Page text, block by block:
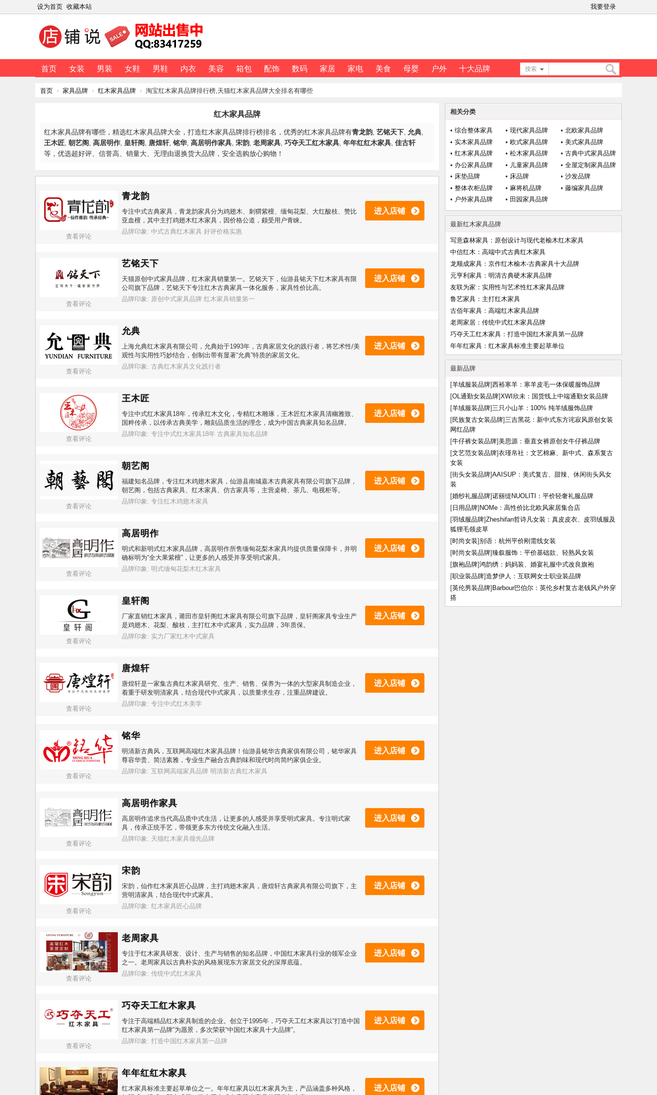
设为首页 收藏本站 我要登录
首页 女装 男装 女鞋 男鞋 内衣 美容 箱包 配饰 数码 家居 家电 美食 母婴 户外 十大品牌 搜索
搜
首页 › 家具品牌 › 红木家具品牌 › 淘宝红木家具品牌排行榜,天猫红木家具品牌大全排名有哪些
红木家具品牌
红木家具品牌有哪些，精选红木家具品牌大全，打造红木家具品牌排行榜排名，优秀的红木家具品牌有青龙韵 艺铭天下 允典
王木匠 朝艺阁 高居明作 皇轩阁 唐煌轩, 铭华, 高居明作家具 宋韵 老周家具 巧夺天工红木家具 年年红红木家具 佳古轩
等，优选超好评、信誉高、销量大、无理由退换货大品牌，安全选购放心购物！
查看评论
青龙韵
专注中式古典家具，青龙韵家具分为鸡翅木、刺猬紫檀、缅甸花梨、大红酸枝、赞比
亚血檀，其中主打鸡翅木红木家具，因价格公道，颇受用户青睐。
品牌印象: 中式古典红木家具 好评价格实惠
进入店铺
查看评论
艺铭天下
天猫原创中式家具品牌，红木家具销量第一。艺铭天下，仙游县铭天下红木家具有限
公司旗下品牌，艺铭天下专注红木古典家具一体化服务，家具性价比高。
品牌印象: 原创中式家具品牌 红木家具销量第一
进入店铺
查看评论
允典
上海允典红木家具有限公司，允典始于1993年，古典家居文化的践行者，将艺术性/美
观性与实用性巧妙结合，创制出带有显著“允典”特质的家居文化。
品牌印象: 古典红木家具文化践行者
进入店铺
查看评论
王木匠
专注中式红木家具18年，传承红木文化，专精红木雕琢，王木匠红木家具清幽雅致、
国粹传承，以传承古典美学，雕刻品质生活的理念，成为中国古典家具知名品牌。
品牌印象: 专注中式红木家具18年 古典家具知名品牌
进入店铺
查看评论
朝艺阁
福建知名品牌，专注红木鸡翅木家具，仙游县南城嘉木古典家具有限公司旗下品牌，
朝艺阁，包括古典家具、红木家具、仿古家具等，主营桌椅、茶几、电视柜等。
品牌印象: 专注红木鸡翅木家具
进入店铺
查看评论
高居明作
明式和新明式红木家具品牌，高居明作所售缅甸花梨木家具均提供质量保障卡，并明
确标明为“全大果紫檀”，让更多的人感受并享受明式家具。
品牌印象: 明式缅甸花梨木红木家具
进入店铺
查看评论
皇轩阁
厂家直销红木家具，莆田市皇轩阁红木家具有限公司旗下品牌，皇轩阁家具专业生产
是鸡翅木、花梨、酸枝，主打红木中式家具，实力品牌，3年质保。
品牌印象: 实力厂家红木中式家具
进入店铺
查看评论
唐煌轩
唐煌轩是一家集古典红木家具研究、生产、销售、保养为一体的大型家具制造企业，
着重于研发明清家具，结合现代中式家具，以质量求生存，注重品牌建设。
品牌印象: 专注中式红木美学
进入店铺
查看评论
铭华
明清新古典风，互联网高端红木家具品牌！仙游县铭华古典家俱有限公司，铭华家具
尊容华贵、简洁素雅，专业生产融合古典韵味和现代时尚简约家俱企业。
品牌印象: 互联网高端家具品牌 明清新古典红木家具
进入店铺
查看评论
高居明作家具
高居明作追求当代高品质中式生活，让更多的人感受并享受明式家具。专注明式家
具，传承正统手艺，带领更多东方传统文化融入生活。
品牌印象: 天猫红木家具领先品牌
进入店铺
查看评论
宋韵
宋韵，仙作红木家具匠心品牌，主打鸡翅木家具，唐煌轩古典家具有限公司旗下，主
营明清家具，结合现代中式家具。
品牌印象: 红木家具匠心品牌
进入店铺
查看评论
老周家具
专注于红木家具研发、设计、生产与销售的知名品牌，中国红木家具行业的领军企业
之一。老周家具以古典朴实的风格展现东方家居文化的深厚底蕴。
品牌印象: 传统中式红木家具
进入店铺
查看评论
巧夺天工红木家具
专注于高端精品红木家具制造的企业。创立于1995年，巧夺天工红木家具以“打造中国
红木家具第一品牌”为愿景，多次荣获“中国红木家具十大品牌”。
品牌印象: 打造中国红木家具第一品牌
进入店铺
年年红红木家具
红木家具标准主要起草单位之一。年年红家具以红木家具为主，产品涵盖多种风格，
进入店铺
相关分类
• 综合整体家具 •现代家具品牌 •北欧家具品牌
• 实木家具品牌 •欧式家具品牌 •美式家具品牌
• 红木家具品牌 •松木家具品牌 •古典中式家具品牌
• 办公家具品牌 • 儿童家具品牌 •全屋定制家具品牌
• 床垫品牌 • 床品牌 •沙发品牌
• 整体衣柜品牌 • 麻将机品牌 •藤编家具品牌
• 户外家具品牌 • 田园家具品牌
最新红木家具品牌
写意森林家具：原创设计与现代老榆木红木家具
中信红木：高端中式古典红木家具
龙顺成家具：京作红木榆木-古典家具十大品牌
元亨利家具：明清古典硬木家具品牌
友联为家：实用性与艺术性红木家具品牌
鲁艺家具：主打红木家具
古佰年家具：高端红木家具品牌
老周家居：传统中式红木家具品牌
巧夺天工红木家具：打造中国红木家具第一品牌
年年红家具：红木家具标准主要起草单位
最新品牌
[羊绒服装品牌]西裕寒羊：寒羊皮毛一体保暖服饰品牌
[OL通勤女装品牌]XWI欣未：国货线上中端通勤女装品牌
[羊绒服装品牌]三只小山羊：100% 纯羊绒服饰品牌
[民族复古女装品牌]三吉黑花：新中式东方诧寂风原创女装
网红品牌
[牛仔裤女装品牌]美思源：垂直女裤原创女牛仔裤品牌
[文艺范女装品牌]衣瑾帛社：文艺棉麻、新中式、森系复古
女装
[街头女装品牌]AAISUP：美式复古、甜辣、休闲街头风女
装
[婚纱礼服品牌]诺丽缇NUOLITI：平价轻奢礼服品牌
[日用品牌]NOMe：高性价比北欧风家居集合店
[羽绒服品牌]Zheshifan哲诗凡女装：真皮皮衣、皮羽绒服及
狐狸毛领皮草
[时尚女装]别语：杭州平价刚需线女装
[时尚女装品牌]臻叙服饰：平价基础款、轻熟风女装
[旗袍品牌]鸿韵绣：妈妈装、婚宴礼服中式改良旗袍
[职业装品牌]造梦伊人：互联网女士职业装品牌
[英伦男装品牌]Barbour巴伯尔：英伦乡村复古老钱风户外穿
搭